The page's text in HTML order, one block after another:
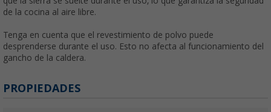
de la cocina al aire libre.
Tenga en cuenta que el revestimiento de polvo puede
desprenderse durante el uso. Esto no afecta al funcionamiento del
gancho de la caldera.
PROPIEDADES